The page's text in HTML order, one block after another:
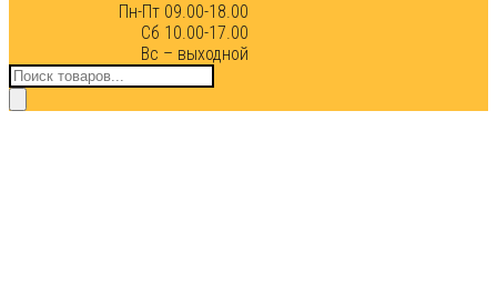
Пн-Пт 09.00-18.00
Сб 10.00-17.00
Вс – выходной
Поиск
товаров